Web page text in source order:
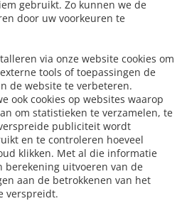
gebruikt. Zo kunnen we de
door uw voorkeuren te
via onze website cookies om
tools of toepassingen de
de website te verbeteren.
ook cookies op websites waarop
om statistieken te verzamelen, te
publiciteit wordt
en te controleren hoeveel
klikken. Met al die informatie
berekening uitvoeren van de
aan de betrokkenen van het
verspreidt.